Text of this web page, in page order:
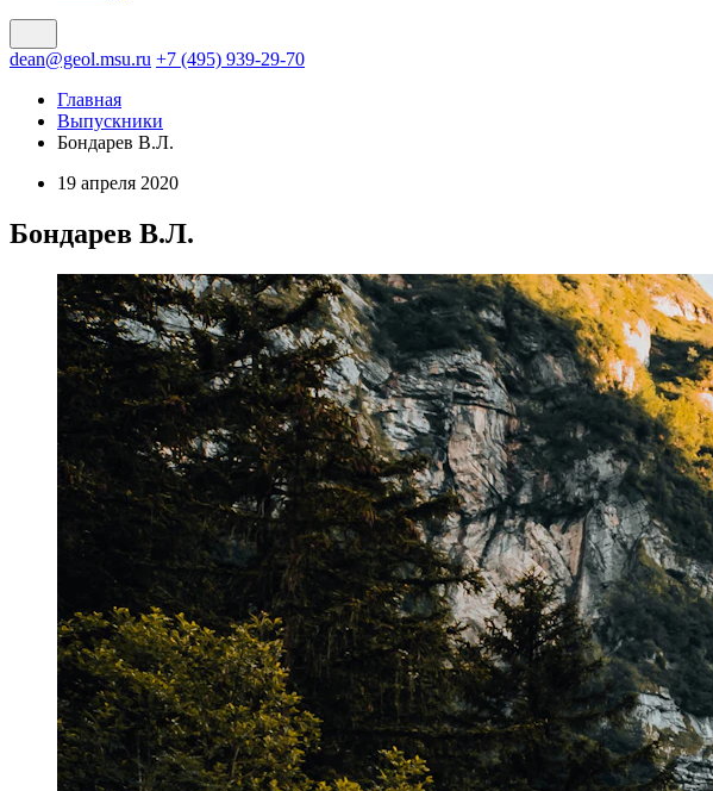
dean@geol.msu.ru +7 (495) 939-29-70
Главная
Выпускники
Бондарев В.Л.
19 апреля 2020
Бондарев В.Л.